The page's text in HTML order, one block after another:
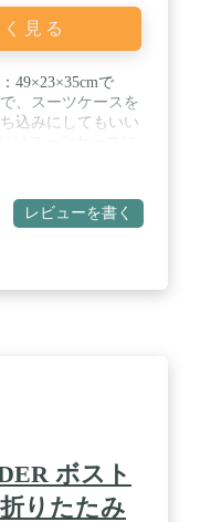
見る
49×23×35cmで
、スーツケースを
込みにしてもいい
あり、スーツケー
旅行や出張に行く
使えるようになり
トにまとまり、携
して活躍します。
ドアバッグ・ゴル
ーンで活躍しま
レビューを書く
ボスト
りたたみ